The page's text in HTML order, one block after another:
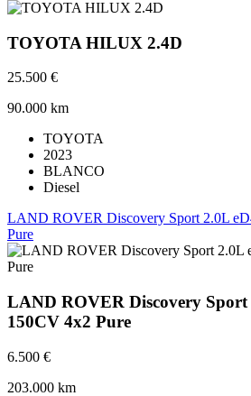
TOYOTA HILUX 2.4D
25.500 €
90.000 km
TOYOTA
2023
BLANCO
Diesel
LAND ROVER Discovery Sport 2.0L
Pure
LAND ROVER Discovery Sport
150CV 4x2 Pure
6.500 €
203.000 km